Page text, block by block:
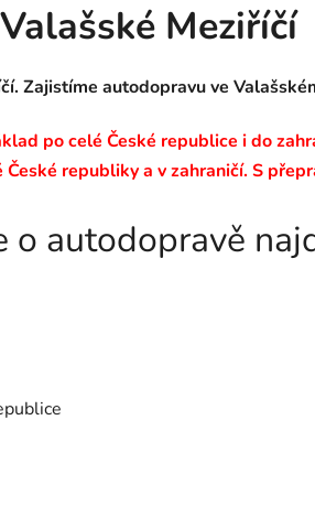
Meziříčí
Zajistíme autodopravu ve
po celé České republice i do
republiky a v zahraničí. S
o autodopravě